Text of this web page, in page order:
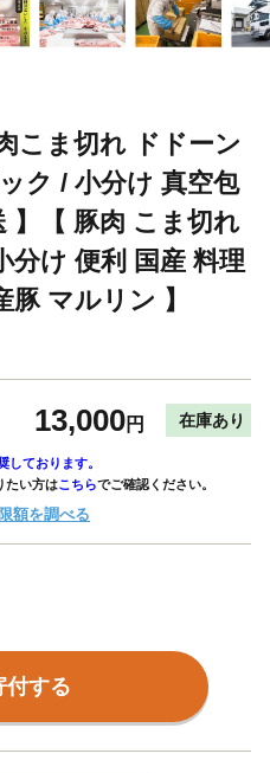
こま切れ ドドーン
ク / 小分け 真空包
】【 豚肉 こま切れ
分け 便利 国産 料理
マルリン 】
13,000円 在庫あり
しております。
たい方はこちらでご確認ください。
限額を調べる
付する